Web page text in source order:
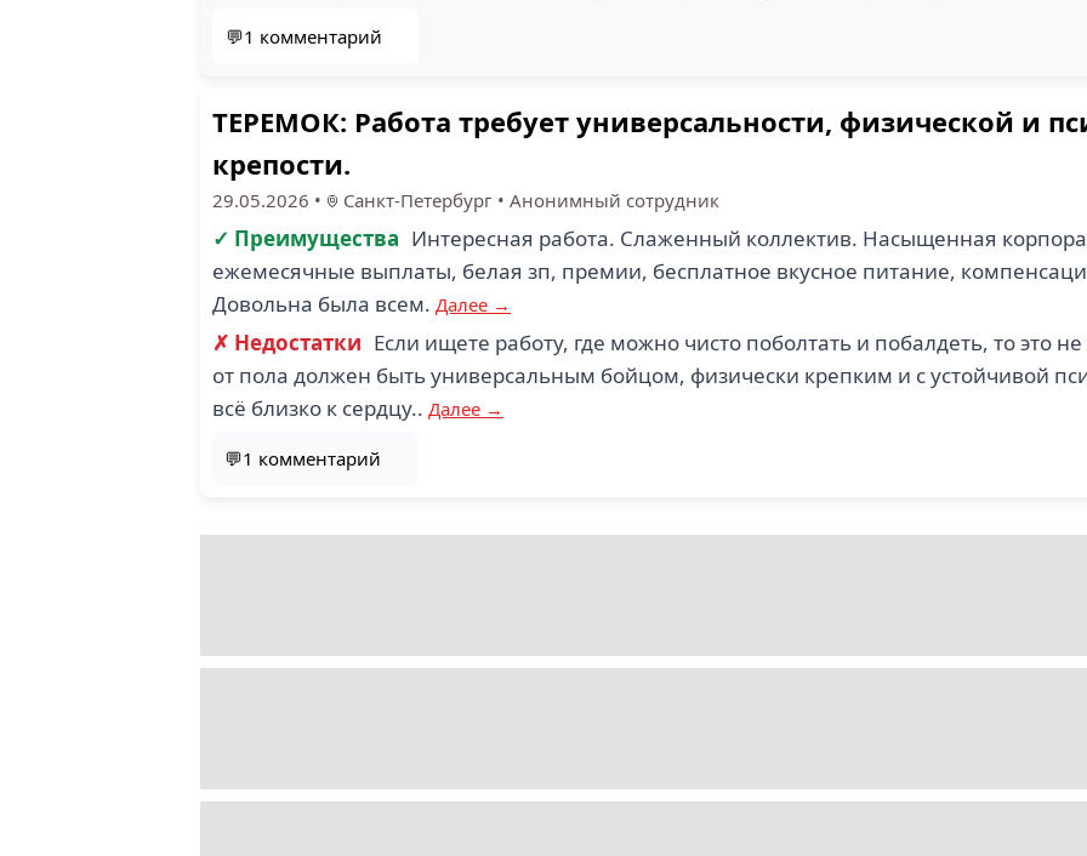
💬1 комментарий
ТЕРЕМОК: Работа требует универсальности, физической и
крепости.
29.05.2026 • Санкт-Петербург • Анонимный сотрудник
✓ Преимущества Интересная работа. Слаженный коллектив. Насыщенная
ежемесячные выплаты, белая зп, премии, бесплатное вкусное питание,
Довольна была всем. Далее →
✗ Недостатки Если ищете работу, где можно чисто поболтать и побалдеть, то это
от пола должен быть универсальным бойцом, физически крепким и с устойчивой
всё близко к сердцу.. Далее →
💬1 комментарий